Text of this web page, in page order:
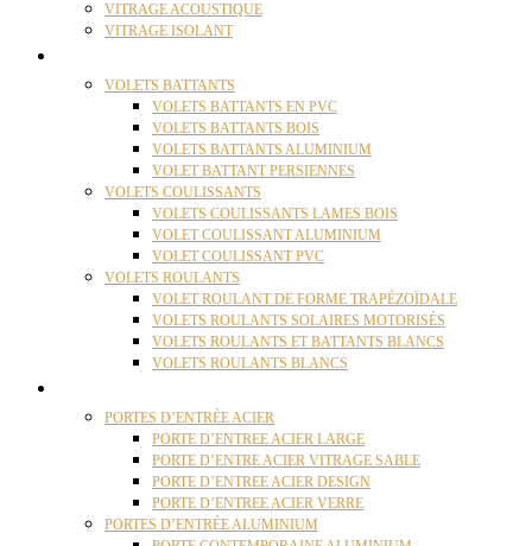
VITRAGE ACOUSTIQUE
VITRAGE ISOLANT
VOLETS BATTANTS
VOLETS BATTANTS EN PVC
VOLETS BATTANTS BOIS
VOLETS BATTANTS ALUMINIUM
VOLET BATTANT PERSIENNES
VOLETS COULISSANTS
VOLETS COULISSANTS LAMES BOIS
VOLET COULISSANT ALUMINIUM
VOLET COULISSANT PVC
VOLETS ROULANTS
VOLET ROULANT DE FORME TRAPÉZOÏDALE
VOLETS ROULANTS SOLAIRES MOTORISÉS
VOLETS ROULANTS ET BATTANTS BLANCS
VOLETS ROULANTS BLANCS
PORTES D’ENTRÉE ACIER
PORTE D’ENTREE ACIER LARGE
PORTE D’ENTRE ACIER VITRAGE SABLE
PORTE D’ENTREE ACIER DESIGN
PORTE D’ENTREE ACIER VERRE
PORTES D’ENTRÉE ALUMINIUM